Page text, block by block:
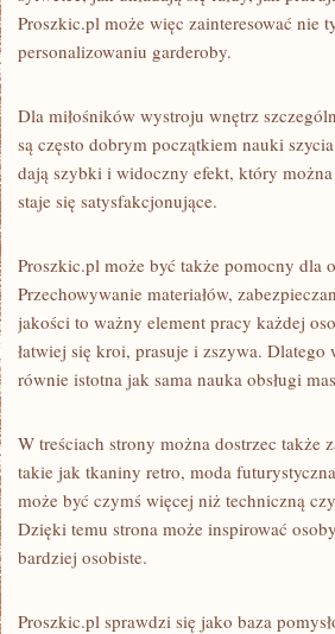
Proszkic.pl może więc zainteresować nie
personalizowaniu garderoby.
Dla miłośników wystroju wnętrz
są często dobrym początkiem nauki
dają szybki i widoczny efekt, który
staje się satysfakcjonujące.
Proszkic.pl może być także pomocny dla
Przechowywanie materiałów,
jakości to ważny element pracy każdej
łatwiej się kroi, prasuje i zszywa.
równie istotna jak sama nauka obsługi
W treściach strony można dostrzec także
takie jak tkaniny retro, moda
może być czymś więcej niż techniczną
Dzięki temu strona może inspirować
bardziej osobiste.
Proszkic.pl sprawdzi się jako baza